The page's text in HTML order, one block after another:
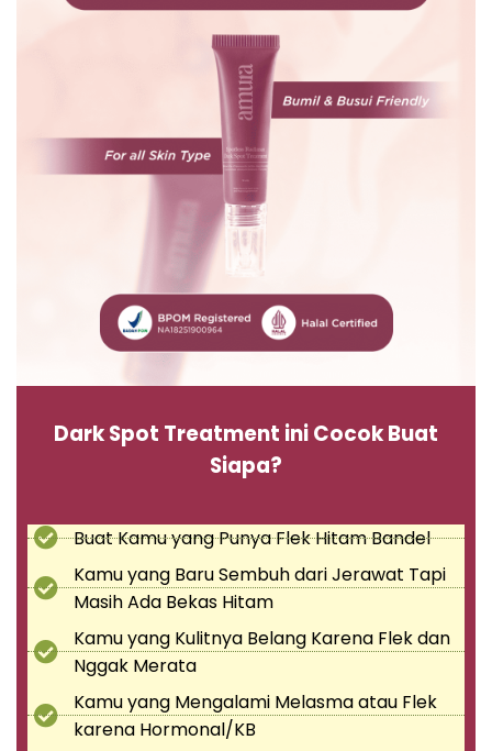
Dark Spot Treatment ini Cocok Buat
Siapa?
Buat Kamu yang Punya Flek Hitam Bandel
Kamu yang Baru Sembuh dari Jerawat Tapi
Masih Ada Bekas Hitam
Kamu yang Kulitnya Belang Karena Flek dan
Nggak Merata
Kamu yang Mengalami Melasma atau Flek
karena Hormonal/KB